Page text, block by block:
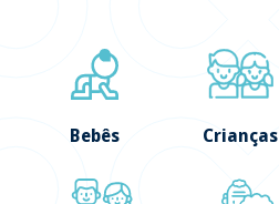
Bebês Crianças